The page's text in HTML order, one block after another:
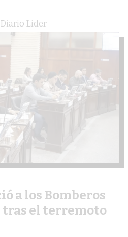
Diario Lider
a los Bomberos
el terremoto